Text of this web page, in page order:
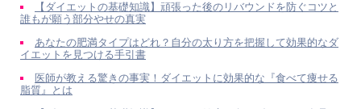
【ダイエットの基礎知識】頑張った後のリバウンドを防ぐコツと
誰もが願う部分やせの真実
あなたの肥満タイプはどれ？自分の太り方を把握して効果的なダ
イエットを見つける手引書
医師が教える驚きの事実！ダイエットに効果的な『食べて痩せる
脂質』とは